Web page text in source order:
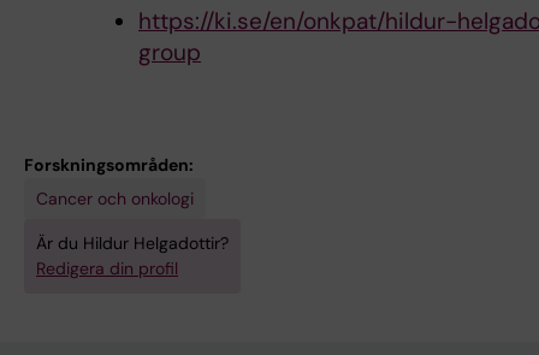
https://ki.se/en/onkpat/hildur-
group
Forskningsområden:
Cancer och onkologi
Är du Hildur Helgadottir?
Redigera din profil